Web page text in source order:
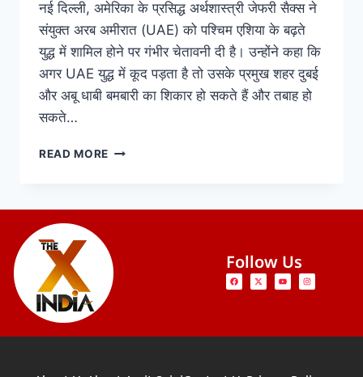
नई दिल्ली, अमेरिका के प्रसिद्ध अर्थशास्त्री जेफरी सैक्स ने
संयुक्त अरब अमीरात (UAE) को पश्चिम एशिया के बढ़ते
युद्ध में शामिल होने पर गंभीर चेतावनी दी है। उन्होंने कहा कि
अगर UAE युद्ध में कूद पड़ता है तो उसके प्रमुख शहर दुबई
और अबू धाबी बमबारी का शिकार हो सकते हैं और तबाह हो
सकते…
READ MORE
Follow Us